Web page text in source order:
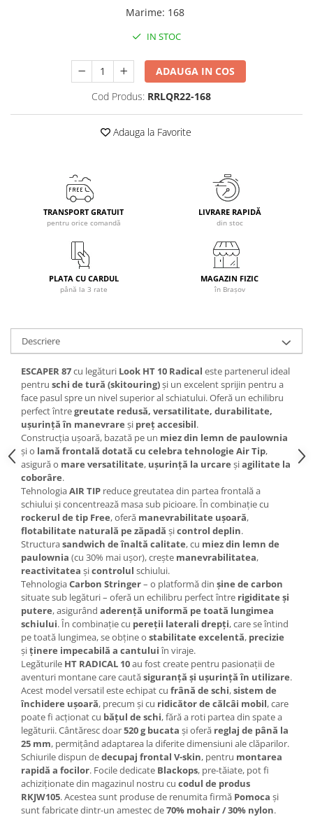
Ochelari
Spring Collection-Rossignol
Incaltaminte
Accesorii
Bike
Marime: 168
IN STOC
ADAUGA IN COS
Cod Produs: RRLQR22-168
Adauga la Favorite
TRANSPORT GRATUIT
pentru orice comandă
LIVRARE RAPIDĂ
din stoc
PLATA CU CARDUL
până la 3 rate
MAGAZIN FIZIC
în Brașov
Descriere
ESCAPER 87cu legături Look HT 10 Radical este partenerul ideal
pentru schi de tură (skitouring)și un excelent sprijin pentru a
face pasul spre un nivel superior al schiatului. Oferă un echilibru
perfect întregreutate redusă, versatilitate, durabilitate,
ușurință în manevrare și preț accesibil.
Construcția ușoară, bazată pe un miez din lemn de paulownia
și o lamă frontală dotată cu celebra tehnologie Air Tip,
asigură o mare versatilitate, ușurință la urcare șiagilitate la
coborâre.
TehnologiaAIR TIP reduce greutatea din partea frontală a
schiului și concentrează masa sub picioare. În combinație cu
rockerul de tip Free, oferă manevrabilitate ușoară,
flotabilitate naturală pe zăpadă șicontrol deplin.
Structurasandwich de înaltă calitate, cu miez din lemn de
paulownia (cu 30% mai ușor), crește manevrabilitatea,
reactivitatea șicontrolul schiului.
TehnologiaCarbon Stringer– o platformă din șine de carbon
situate sub legături – oferă un echilibru perfect între rigiditate și
putere, asigurând aderență uniformă pe toată lungimea
schiului. În combinație cu pereții laterali drepți, care se întind
pe toată lungimea, se obține o stabilitate excelentă, precizie
șiținere impecabilă a cantuluiîn viraje.
Legăturile HT RADICAL 10au fost create pentru pasionații de
aventuri montane care cautăsiguranță și ușurință în utilizare.
Acest model versatil este echipat cu frână de schi,sistem de
închidere ușoară, precum și cu ridicător de călcâi mobil, care
poate fi acționat cu bățul de schi, fără a roti partea din spate a
legăturii. Cântăresc doar520 g bucata și oferă reglaj de până la
25 mm, permițând adaptarea la diferite dimensiuni ale clăparilor.
Schiurile dispun dedecupaj frontal V-skin, pentru montarea
rapidă a focilor. Focile dedicate Blackops, pre-tăiate, pot fi
achiziționate din magazinul nostru cu codul de produs
RKJW105. Acestea sunt produse de renumita firmă Pomoca și
sunt fabricate dintr-un amestec de70% mohair / 30% nylon.